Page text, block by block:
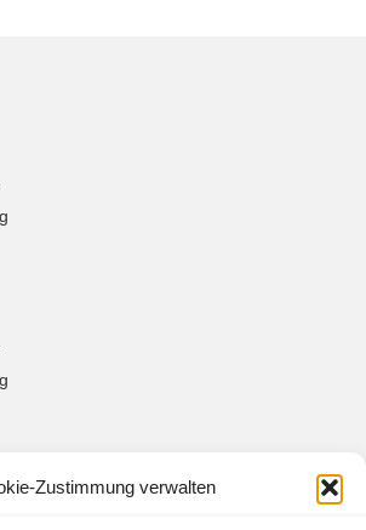
Zustimmung verwalten